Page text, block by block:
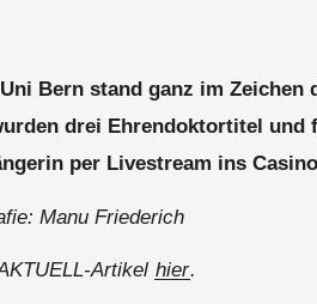
Bern stand ganz im Zeichen
drei Ehrendoktortitel und
per Livestream ins
Manu Friederich
Artikel hier.